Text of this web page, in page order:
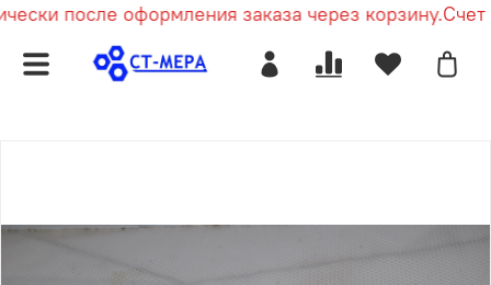
после оформления заказа через корзину.Счет